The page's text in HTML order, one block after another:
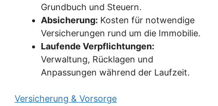
Grundbuch und Steuern.
Absicherung: Kosten für notwendige
Versicherungen rund um die Immobilie.
Laufende Verpflichtungen:
Verwaltung, Rücklagen und
Anpassungen während der Laufzeit.
Versicherung & Vorsorge